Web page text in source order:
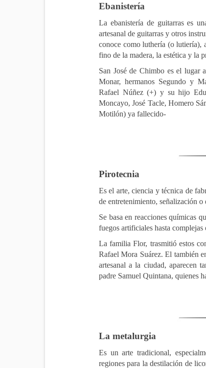
Ebanistería
La ebanistería de guitarras es
artesanal de guitarras y otros
conoce como luthería (o lutiería),
fino de la madera, la estética y la
San José de Chimbo es el lugar
Monar, hermanos Segundo y
Rafael Núñez (+) y su hijo
Moncayo, José Tacle, Homero
Motilón) ya fallecido-
Pirotecnia
Es el arte, ciencia y técnica de
de entretenimiento, señalización o
Se basa en reacciones químicas
fuegos artificiales hasta
La familia Flor, trasmitió estos
Rafael Mora Suárez. El también
artesanal a la ciudad, aparecen
padre Samuel Quintana, quienes
La metalurgia
Es un arte tradicional,
regiones para la destilación de